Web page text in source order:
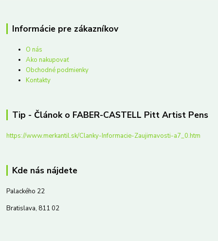
Informácie pre zákazníkov
O nás
Ako nakupovať
Obchodné podmienky
Kontakty
Tip - Článok o FABER-CASTELL Pitt Artist Pens
https://www.merkantil.sk/Clanky-Informacie-Zaujimavosti-a7_0.htm
Kde nás nájdete
Palackého 22
Bratislava, 811 02